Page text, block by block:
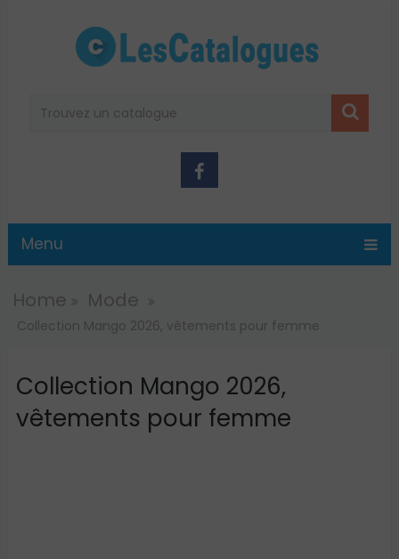
Menu
Home Mode
Collection Mango 2026, vêtements pour femme
Collection Mango 2026,
vêtements pour femme